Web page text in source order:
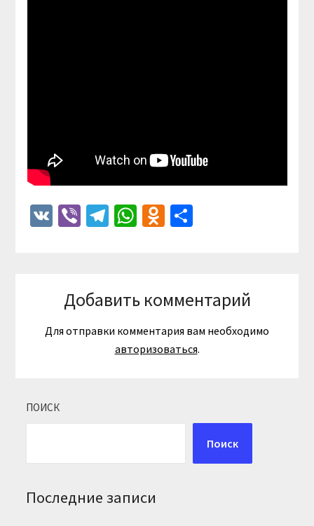
VKViberTelegram
WhatsApp
Odnoklassniki
Отправить
Добавить комментарий
Для отправки комментария вам необходимо
авторизоваться.
ПОИСК
Поиск
Последние записи